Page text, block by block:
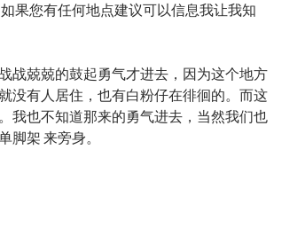
果您有任何地点建议可以信息我让我知
战兢兢的鼓起勇气才进去，因为这个地方
没有人居住，也有白粉仔在徘徊的。而这
我也不知道那来的勇气进去，当然我们也
脚架 来旁身。
is Starting!!!! PART-2